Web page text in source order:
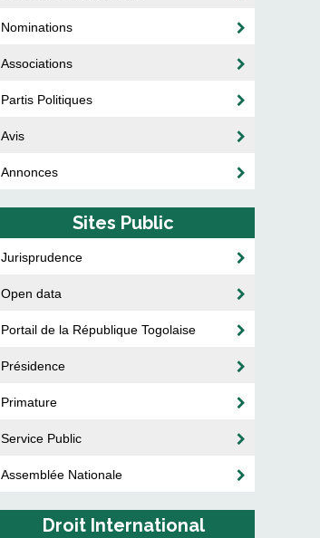
Nominations
Associations
Partis Politiques
Avis
Annonces
Sites Public
Jurisprudence
Open data
Portail de la République Togolaise
Présidence
Primature
Service Public
Assemblée Nationale
Droit International